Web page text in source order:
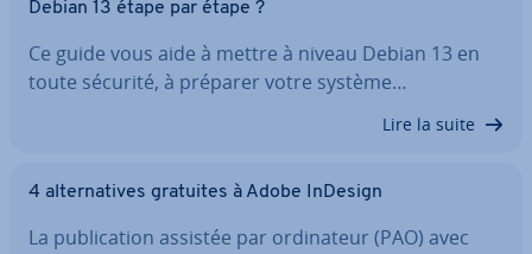
Debian 13 étape par étape ?
Ce guide vous aide à mettre à niveau Debian 13 en
toute sécurité, à préparer votre système…
Lire la suite
4 al­ter­na­tives gratuites à Adobe InDesign
La pu­bli­ca­tion assistée par or­di­na­teur (PAO) avec